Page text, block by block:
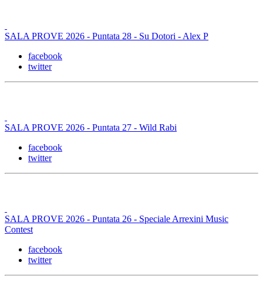
SALA PROVE 2026 - Puntata 28 - Su Dotori - Alex P
facebook
twitter
SALA PROVE 2026 - Puntata 27 - Wild Rabi
facebook
twitter
SALA PROVE 2026 - Puntata 26 - Speciale Arrexini Music
Contest
facebook
twitter